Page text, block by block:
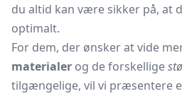
du altid kan være sikker på, at
optimalt.
For dem, der ønsker at vide
materialer og de forskellige
tilgængelige, vil vi præsentere